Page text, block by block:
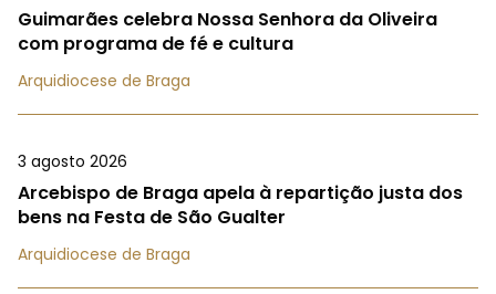
Guimarães celebra Nossa Senhora da Oliveira
com programa de fé e cultura
Arquidiocese de Braga
3 agosto 2026
Arcebispo de Braga apela à repartição justa dos
bens na Festa de São Gualter
Arquidiocese de Braga